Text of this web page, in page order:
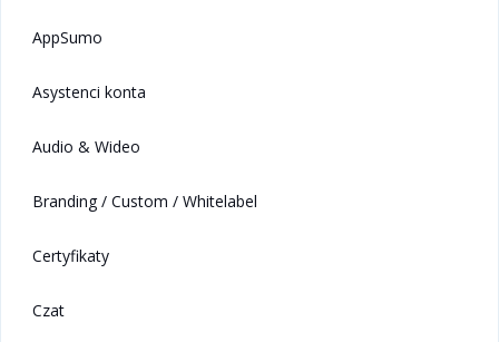
AppSumo
Asystenci konta
Audio & Wideo
Branding / Custom / Whitelabel
Certyfikaty
Czat